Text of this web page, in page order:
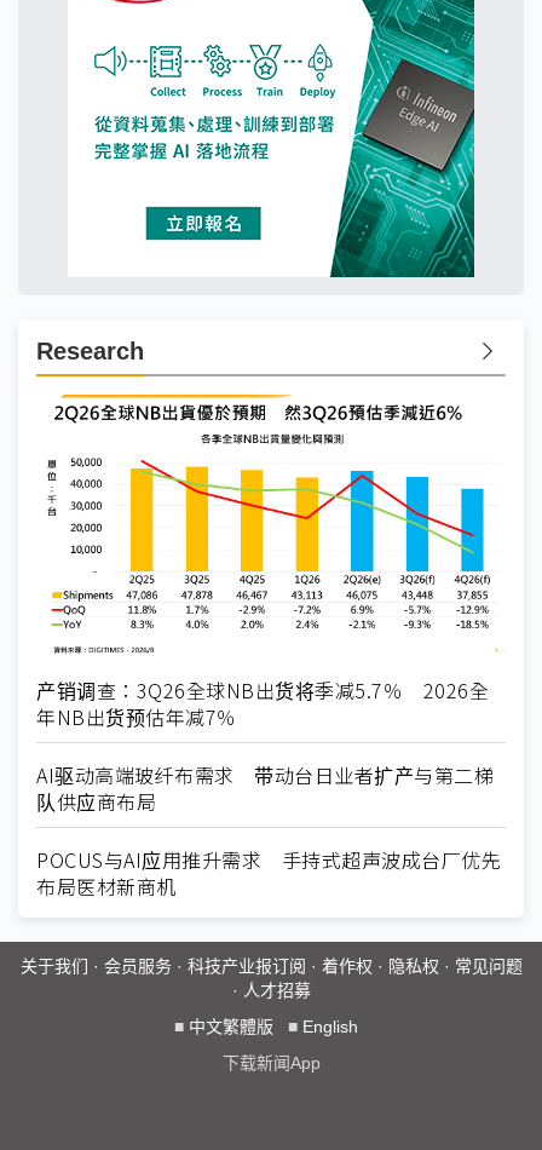
Research
产销调查：3Q26全球NB出货将季减5.7％ 2026全
年NB出货预估年减7％
AI驱动高端玻纤布需求 带动台日业者扩产与第二梯
队供应商布局
POCUS与AI应用推升需求 手持式超声波成台厂优先
布局医材新商机
关于我们 · 会员服务· 科技产业报订阅 · 着作权 · 隐私权 · 常见问题
· 人才招募
■ 中文繁體版 ■ English
下载新闻App